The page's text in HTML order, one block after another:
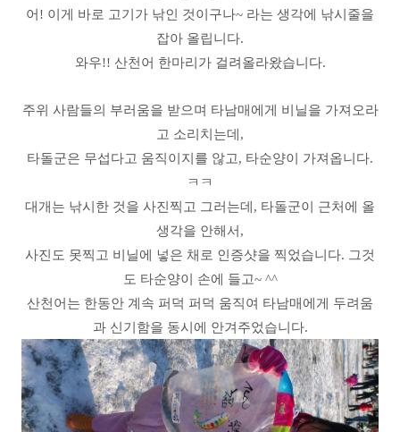
어! 이게 바로 고기가 낚인 것이구나~ 라는 생각에 낚시줄을
잡아 올립니다.
와우!! 산천어 한마리가 걸려올라왔습니다.
주위 사람들의 부러움을 받으며 타남매에게 비닐을 가져오라
고 소리치는데,
타돌군은 무섭다고 움직이지를 않고, 타순양이 가져옵니다.
ㅋㅋ
대개는 낚시한 것을 사진찍고 그러는데, 타돌군이 근처에 올
생각을 안해서,
사진도 못찍고 비닐에 넣은 채로 인증샷을 찍었습니다. 그것
도 타순양이 손에 들고~ ^^
산천어는 한동안 계속 퍼덕 퍼덕 움직여 타남매에게 두려움
과 신기함을 동시에 안겨주었습니다.